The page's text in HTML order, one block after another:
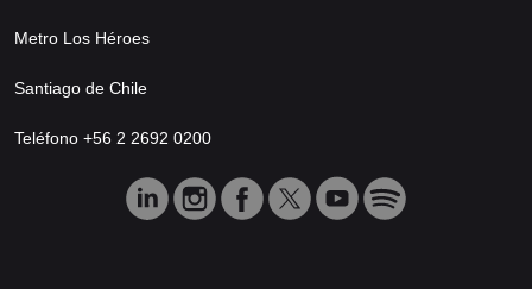
Metro Los Héroes
Santiago de Chile
Teléfono +56 2 2692 0200